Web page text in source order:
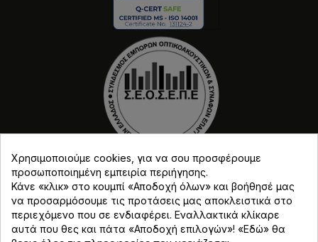
Χρησιμοποιούμε cookies, για να σου προσφέρουμε
προσωποποιημένη εμπειρία περιήγησης.
Κάνε «κλικ» στο κουμπί «Αποδοχή όλων» και βοήθησέ μας
να προσαρμόσουμε τις προτάσεις μας αποκλειστικά στο
περιεχόμενο που σε ενδιαφέρει. Εναλλακτικά κλίκαρε
αυτά που θες και πάτα «Αποδοχή επιλογών»! «Εδώ» θα